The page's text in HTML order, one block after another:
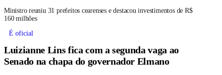
Ministro reuniu 31 prefeitos cearenses e destacou investimentos de R$
160 milhões
É oficial
Luizianne Lins fica com a segunda vaga ao
Senado na chapa do governador Elmano